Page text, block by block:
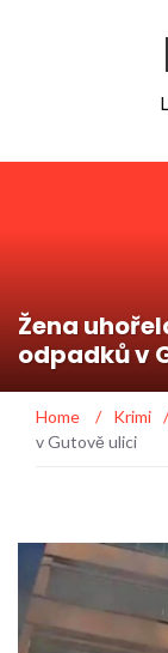
Žena
odpadků v
Home / Krimi /
v Gutově ulici